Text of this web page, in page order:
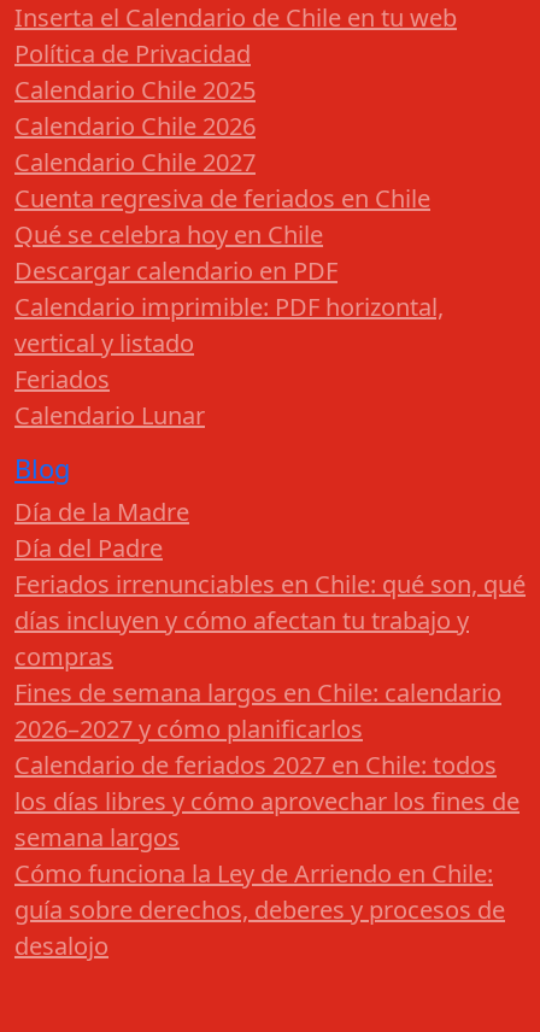
Inserta el Calendario de Chile en tu web
Política de Privacidad
Calendario Chile 2025
Calendario Chile 2026
Calendario Chile 2027
Cuenta regresiva de feriados en Chile
Qué se celebra hoy en Chile
Descargar calendario en PDF
Calendario imprimible: PDF horizontal,
vertical y listado
Feriados
Calendario Lunar
Blog
Día de la Madre
Día del Padre
Feriados irrenunciables en Chile: qué son, qué
días incluyen y cómo afectan tu trabajo y
compras
Fines de semana largos en Chile: calendario
2026–2027 y cómo planificarlos
Calendario de feriados 2027 en Chile: todos
los días libres y cómo aprovechar los fines de
semana largos
Cómo funciona la Ley de Arriendo en Chile:
guía sobre derechos, deberes y procesos de
desalojo